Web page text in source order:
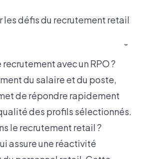
défis du recrutement retail
claires et
proposer
des
compétitifs.
Il est
avec un RPO ?
du salaire et du poste,
de répondre rapidement
des profils sélectionnés.
le recrutement retail ?
assure une réactivité